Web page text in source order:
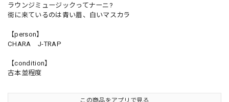
ラウンジミュージックってナーニ?
街に来ているのは青い眉、白いマスカラ
【person】
CHARA J-TRAP
【condition】
古本並程度
この商品をアプリで見る